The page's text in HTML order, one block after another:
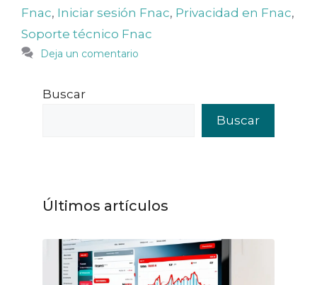
Fnac, Iniciar sesión Fnac, Privacidad en Fnac,
Soporte técnico Fnac
Deja un comentario
Buscar
Buscar
Últimos artículos